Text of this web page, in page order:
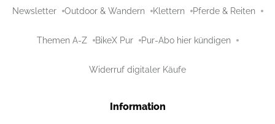
Newsletter Outdoor & Wandern Klettern Pferde & Reiten
Themen A-Z BikeX Pur Pur-Abo hier kündigen
Widerruf digitaler Käufe
Information